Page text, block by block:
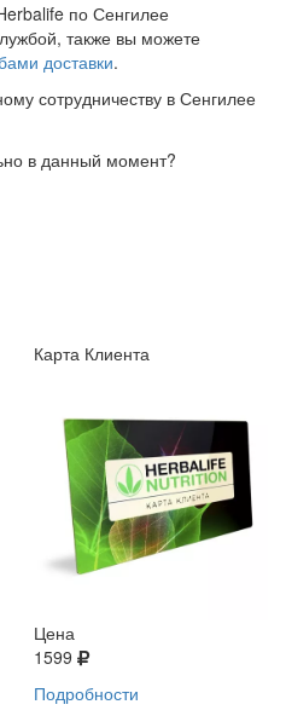
по Сенгилее
также вы можете
доставки.
сотрудничеству в Сенгилее
в данный момент?
Карта Клиента
Цена
1599
Подробности